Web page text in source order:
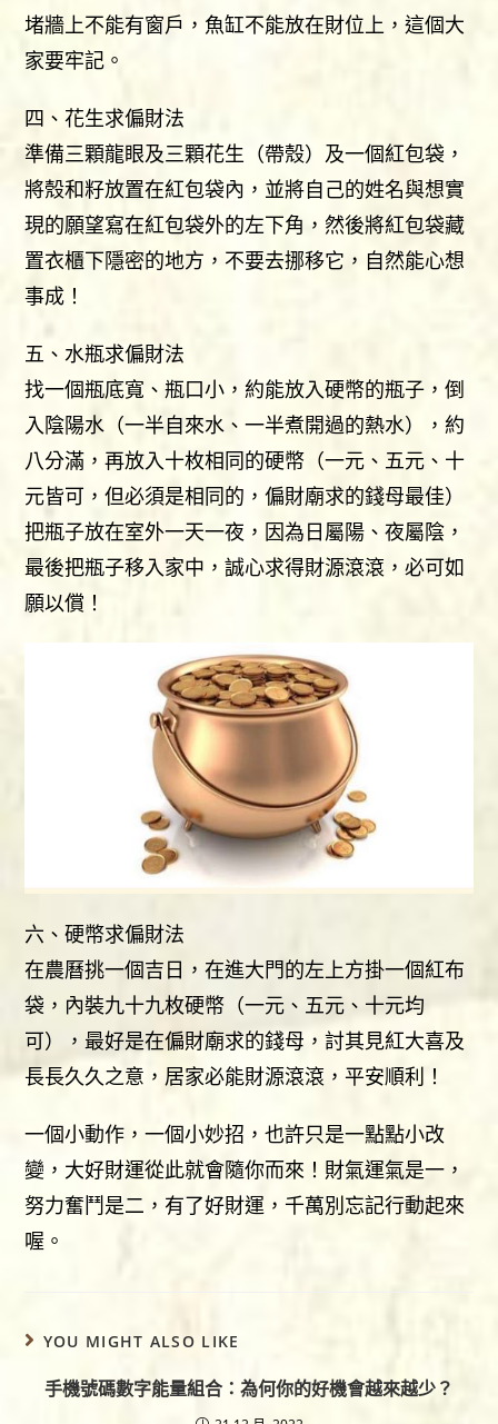
堵牆上不能有窗戶，魚缸不能放在財位上，這個大
家要牢記。
四、花生求偏財法
準備三顆龍眼及三顆花生（帶殼）及一個紅包袋，
將殼和籽放置在紅包袋內，並將自己的姓名與想實
現的願望寫在紅包袋外的左下角，然後將紅包袋藏
置衣櫃下隱密的地方，不要去挪移它，自然能心想
事成！
五、水瓶求偏財法
找一個瓶底寬、瓶口小，約能放入硬幣的瓶子，倒
入陰陽水（一半自來水、一半煮開過的熱水），約
八分滿，再放入十枚相同的硬幣（一元、五元、十
元皆可，但必須是相同的，偏財廟求的錢母最佳）
把瓶子放在室外一天一夜，因為日屬陽、夜屬陰，
最後把瓶子移入家中，誠心求得財源滾滾，必可如
願以償！
六、硬幣求偏財法
在農曆挑一個吉日，在進大門的左上方掛一個紅布
袋，內裝九十九枚硬幣（一元、五元、十元均
可），最好是在偏財廟求的錢母，討其見紅大喜及
長長久久之意，居家必能財源滾滾，平安順利！
一個小動作，一個小妙招，也許只是一點點小改
變，大好財運從此就會隨你而來！財氣運氣是一，
努力奮鬥是二，有了好財運，千萬別忘記行動起來
喔。
YOU MIGHT ALSO LIKE
手機號碼數字能量組合：為何你的好機會越來越少？